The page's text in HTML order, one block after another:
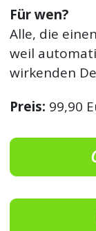
Für wen?
Alle, die
weil
wirkenden
Preis: 99,90